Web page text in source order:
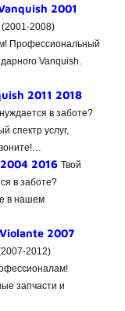
2001
2008)
Профессиональный
Vanquish.
2011 2018
в заботе?
спектр услуг,
2016 Твой
в заботе?
в нашем
2007
2012)
запчасти и